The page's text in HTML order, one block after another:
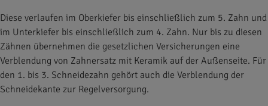
Diese verlaufen im Oberkiefer bis einschließlich zum 5. Zahn und
im Unterkiefer bis einschließlich zum 4. Zahn. Nur bis zu diesen
Zähnen übernehmen die gesetzlichen Versicherungen eine
Verblendung von Zahnersatz mit Keramik auf der Außenseite. Für
den 1. bis 3. Schneidezahn gehört auch die Verblendung der
Schneidekante zur Regelversorgung.